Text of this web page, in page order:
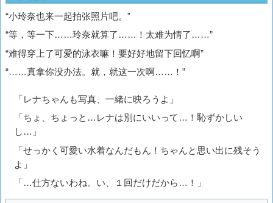
“小玲奈也来一起拍张照片吧。”
“等，等一下……玲奈就算了……！太难为情了……”
“难得穿上了可爱的泳衣嘛！要好好地留下回忆啊”
“……真拿你没办法。就，就这一次啊……！”
「レナちゃんも写真、一緒に映ろうよ」
「ちょ、ちょっと…レナは別にいいって…！恥ずかしい
し…」
「せっかく可愛い水着なんだもん！ちゃんと思い出に残そう
よ」
「…仕方ないわね。い、１回だけだから…！」